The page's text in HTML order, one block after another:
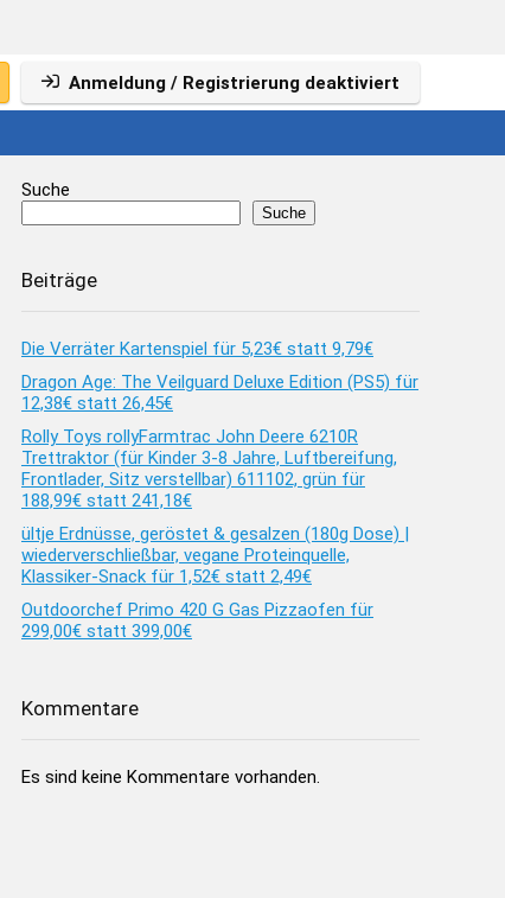
Anmeldung / Registrierung deaktiviert
Suche
Suche
Beiträge
Die Verräter Kartenspiel für 5,23€ statt 9,79€
Dragon Age: The Veilguard Deluxe Edition (PS5) für
12,38€ statt 26,45€
Rolly Toys rollyFarmtrac John Deere 6210R
Trettraktor (für Kinder 3-8 Jahre, Luftbereifung,
Frontlader, Sitz verstellbar) 611102, grün für
188,99€ statt 241,18€
ültje Erdnüsse, geröstet & gesalzen (180g Dose) |
wiederverschließbar, vegane Proteinquelle,
Klassiker-Snack für 1,52€ statt 2,49€
Outdoorchef Primo 420 G Gas Pizzaofen für
299,00€ statt 399,00€
Kommentare
Es sind keine Kommentare vorhanden.